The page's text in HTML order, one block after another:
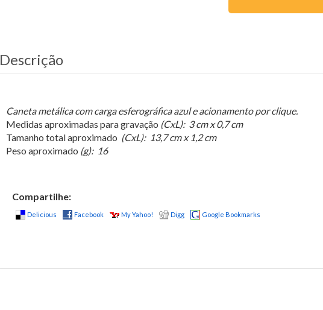
Descrição
Caneta metálica com carga esferográfica azul e acionamento por clique.
Medidas aproximadas para gravação (CxL): 3 cm x 0,7 cm
Tamanho total aproximado (CxL): 13,7 cm x 1,2 cm
Peso aproximado (g): 16
Compartilhe:
Delicious Facebook My Yahoo! Digg Google Bookmarks